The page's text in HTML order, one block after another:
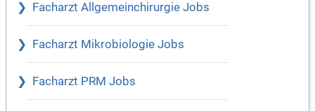
Facharzt Allgemeinchirurgie Jobs
Facharzt Mikrobiologie Jobs
Facharzt PRM Jobs